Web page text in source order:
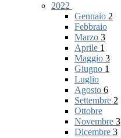
2022
Gennaio 2
Febbraio
Marzo 3
Aprile 1
Maggio 3
Giugno 1
Luglio
Agosto 6
Settembre 2
Ottobre
Novembre 3
Dicembre 3